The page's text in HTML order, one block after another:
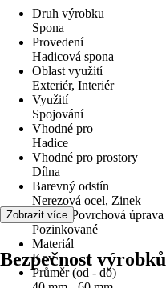
Druh výrobku
Spona
Provedení
Hadicová spona
Oblast využití
Exteriér, Interiér
Využití
Spojování
Vhodné pro
Hadice
Vhodné pro prostory
Dílna
Barevný odstín
Nerezová ocel, Zinek
Povrch/Povrchová úprava
Pozinkované
Materiál
Kov
Průměr (od - do)
Zobrazit více
Bezpečnost výrobků